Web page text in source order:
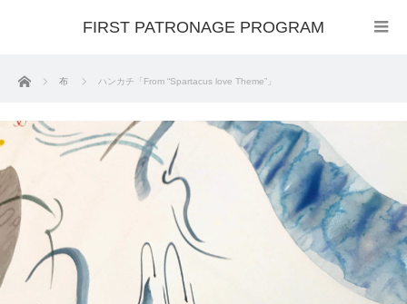
FIRST PATRONAGE PROGRAM
ホーム 布 ハンカチ「From “Spartacus love Theme”」